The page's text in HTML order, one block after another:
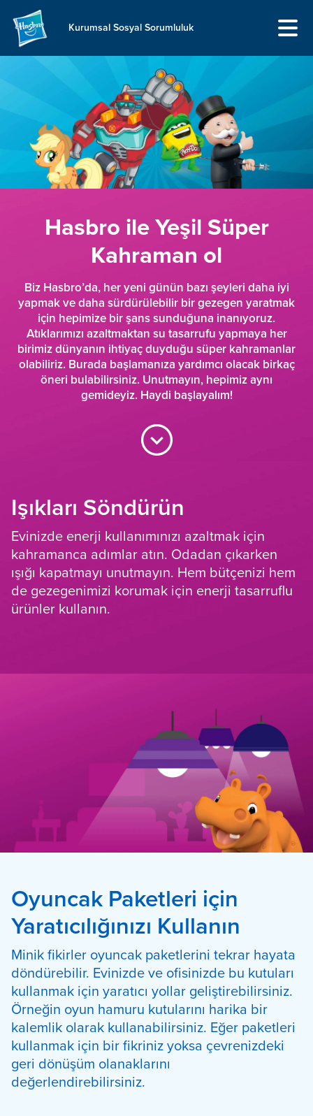
Kurumsal Sosyal Sorumluluk
Hasbro ile Yeşil Süper
Kahraman ol
Biz Hasbro’da, her yeni günün bazı şeyleri daha iyi
yapmak ve daha sürdürülebilir bir gezegen yaratmak
için hepimize bir şans sunduğuna inanıyoruz.
Atıklarımızı azaltmaktan su tasarrufu yapmaya her
birimiz dünyanın ihtiyaç duyduğu süper kahramanlar
olabiliriz. Burada başlamanıza yardımcı olacak birkaç
öneri bulabilirsiniz. Unutmayın, hepimiz aynı
gemideyiz. Haydi başlayalım!
Işıkları Söndürün
Evinizde enerji kullanımınızı azaltmak için
kahramanca adımlar atın. Odadan çıkarken
ışığı kapatmayı unutmayın. Hem bütçenizi hem
de gezegenimizi korumak için enerji tasarruflu
ürünler kullanın.
Oyuncak Paketleri için
Yaratıcılığınızı Kullanın
Minik fikirler oyuncak paketlerini tekrar hayata
döndürebilir. Evinizde ve ofisinizde bu kutuları
kullanmak için yaratıcı yollar geliştirebilirsiniz.
Örneğin oyun hamuru kutularını harika bir
kalemlik olarak kullanabilirsiniz. Eğer paketleri
kullanmak için bir fikriniz yoksa çevrenizdeki
geri dönüşüm olanaklarını
değerlendirebilirsiniz.